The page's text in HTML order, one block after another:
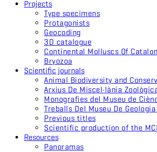
Projects
Type specimens
Protagonists
Geocoding
3D catalogue
Continental Molluscs Of
Bryozoa
Scientific journals
Animal Biodiversity and
Arxius De Miscel·lània
Monografies del Museu de
Treballs Del Museu De
Previous titles
Scientific production of the
Resources
Panoramas